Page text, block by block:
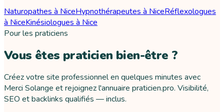
Naturopathes à NiceHypnothérapeutes à NiceRéflexologues
à NiceKinésiologues à Nice
Pour les praticiens
Vous êtes praticien bien-être ?
Créez votre site professionnel en quelques minutes avec
Merci Solange et rejoignez l'annuaire praticien.pro. Visibilité,
SEO et backlinks qualifiés — inclus.